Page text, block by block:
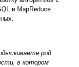
и MapReduce
род
в котором